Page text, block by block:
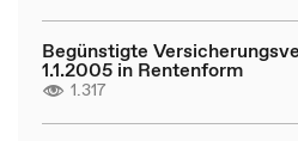
Begünstigte
1.1.2005 in Rentenform
1.317